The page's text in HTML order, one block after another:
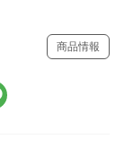
商品情報